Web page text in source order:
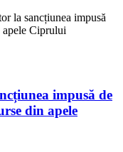
la sancțiunea impusă
apele Ciprului
impusă de
din apele